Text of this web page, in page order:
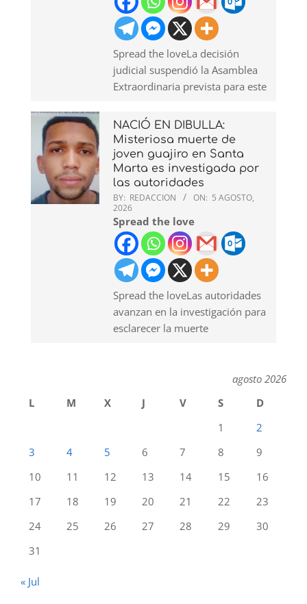
Spread the loveLa decisión
judicial suspendió la Asamblea
Extraordinaria prevista para este
NACIÓ EN DIBULLA:
Misteriosa muerte de
joven guajiro en Santa
Marta es investigada por
las autoridades
BY: REDACCION ON: 5 AGOSTO,
2026
Spread the love
Spread the loveLas autoridades
avanzan en la investigación para
esclarecer la muerte
agosto 2026
L
M X J V S
D
1
2
3
4 5 6 7 8
9
10
11 12 13 14 15
16
17
18 19 20 21 22
23
24
25 26 27 28 29
30
31
« Jul